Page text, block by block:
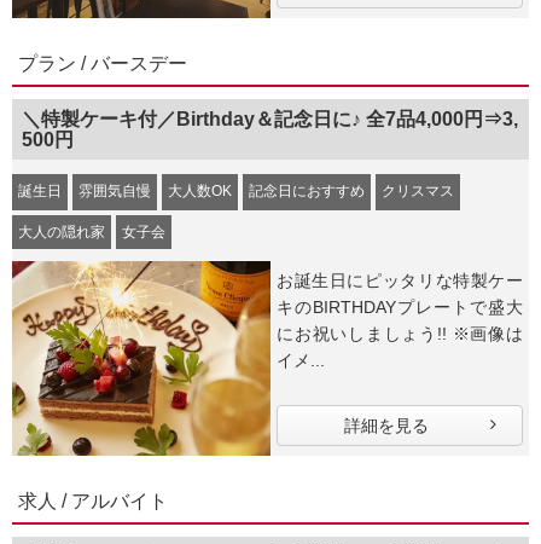
プラン / バースデー
＼特製ケーキ付／Birthday＆記念日に♪ 全7品4,000円⇒3,
500円
誕生日 雰囲気自慢 大人数OK 記念日におすすめ クリスマス
大人の隠れ家 女子会
お誕生日にピッタリな特製ケー
キのBIRTHDAYプレートで盛大
にお祝いしましょう!! ※画像は
イメ...
詳細を見る
求人 / アルバイト